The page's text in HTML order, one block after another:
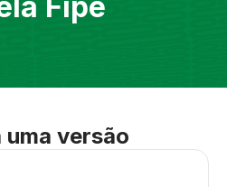
uma versão